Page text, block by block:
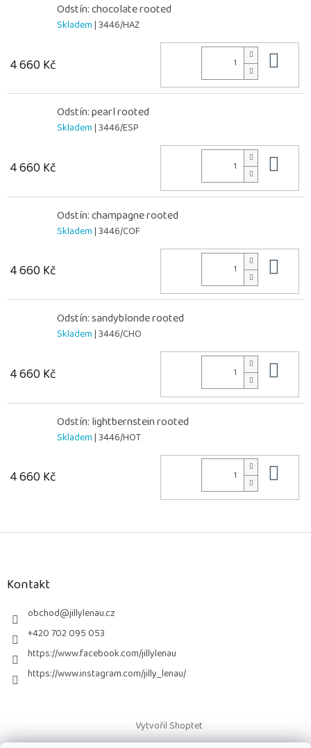
Odstín: chocolate rooted
Skladem| 3446/HAZ
4 660 Kč
Odstín: pearl rooted
Skladem| 3446/ESP
4 660 Kč
Odstín: champagne rooted
Skladem| 3446/COF
4 660 Kč
Odstín: sandyblonde rooted
Skladem| 3446/CHO
4 660 Kč
Odstín: lightbernstein rooted
Skladem| 3446/HOT
4 660 Kč
Z
Kontakt
obchod@jillylenau.cz
+420 702 095 053
https://www.facebook.com/jillylenau
https://www.instagram.com/jilly_lenau/
Vytvořil Shoptet